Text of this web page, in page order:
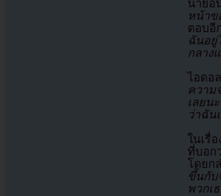
นาย
หน้าข
ตอบอี
ฉันอยู่
กลาง
ไอด
ความ
เลยน
ว่าฉัน
ในเรื่
ที่บอก
โดยก
ขึ้นกั
พวกเ